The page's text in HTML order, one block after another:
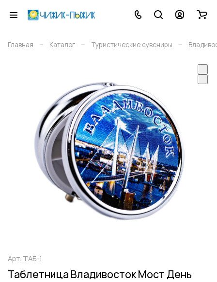
Главная – Каталог – Туристические сувениры –
Арт. ТАБ-1
Таблетница Владивосток Мост День